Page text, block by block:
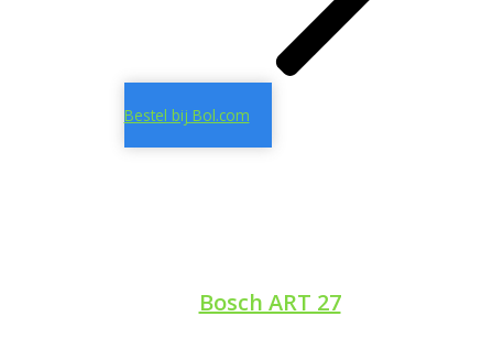
Bestel bij Bol.com
Bosch ART 27